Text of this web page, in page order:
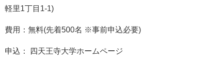
軽里1丁目1-1)
費用：無料(先着500名 ※事前申込必要)
申込： 四天王寺大学ホームページ